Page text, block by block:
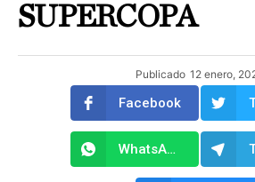
SUPERCOPA
Publicado 12 enero,
Facebook
WhatsApp